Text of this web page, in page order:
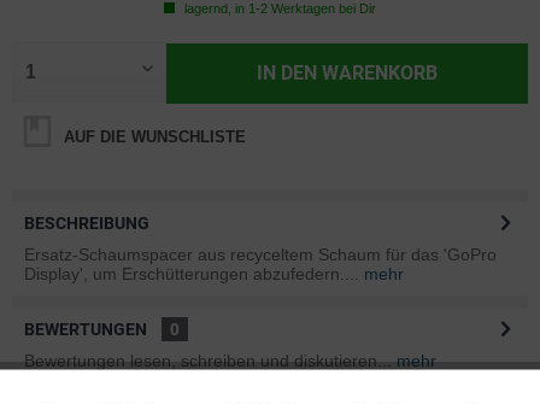
lagernd, in 1-2 Werktagen bei Dir
IN DEN WARENKORB
AUF DIE WUNSCHLISTE
BESCHREIBUNG
Ersatz-Schaumspacer aus recyceltem Schaum für das 'GoPro
Display', um Erschütterungen abzufedern....
mehr
BEWERTUNGEN
0
Bewertungen lesen, schreiben und diskutieren...
mehr